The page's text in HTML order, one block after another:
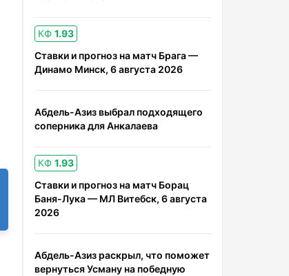
КФ 1.93
Ставки и прогноз на матч Брага —
Динамо Минск, 6 августа 2026
Абдель-Азиз выбрал подходящего
соперника для Анкалаева
КФ 1.93
Ставки и прогноз на матч Борац
Баня-Лука — МЛ Витебск, 6 августа
2026
Абдель-Азиз раскрыл, что поможет
вернуться Усману на победную